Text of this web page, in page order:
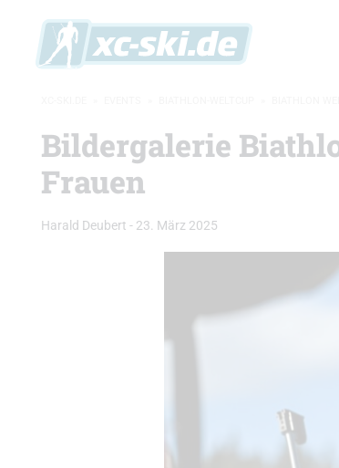
Bildergalerie
Frauen
Harald Deubert - 23. März 2025